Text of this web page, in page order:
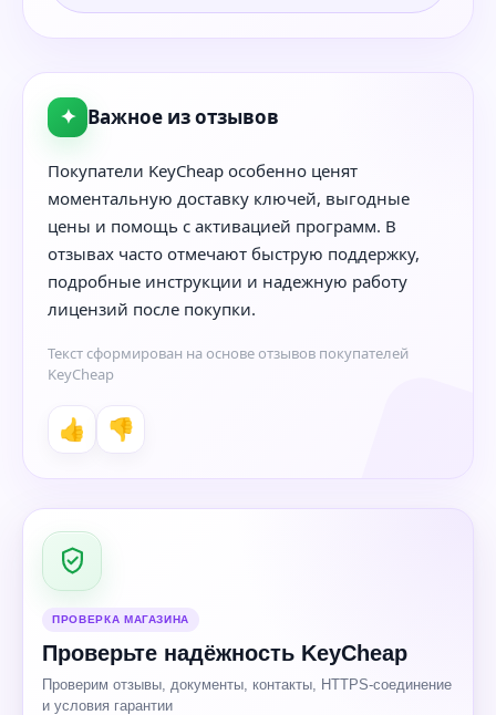
✦ Важное из отзывов
Покупатели KeyCheap особенно ценят
моментальную доставку ключей, выгодные
цены и помощь с активацией программ. В
отзывах часто отмечают быструю поддержку,
подробные инструкции и надежную работу
лицензий после покупки.
Текст сформирован на основе отзывов покупателей
KeyCheap
👍 👎
ПРОВЕРКА МАГАЗИНА
Проверьте надёжность KeyCheap
Проверим отзывы, документы, контакты, HTTPS-соединение
и условия гарантии